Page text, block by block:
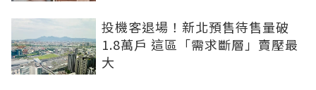
投機客退場！新北預售待售量破
1.8萬戶 這區「需求斷層」賣壓最
大